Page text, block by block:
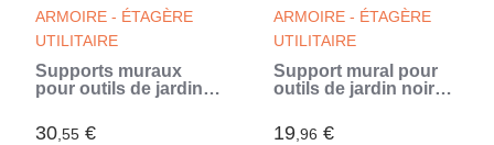
ARMOIRE - ÉTAGÈRE
UTILITAIRE
Supports muraux
pour outils de jardin 2
30,55 €
ARMOIRE - ÉTAGÈRE
UTILITAIRE
Support mural pour
outils de jardin noir
19,96 €